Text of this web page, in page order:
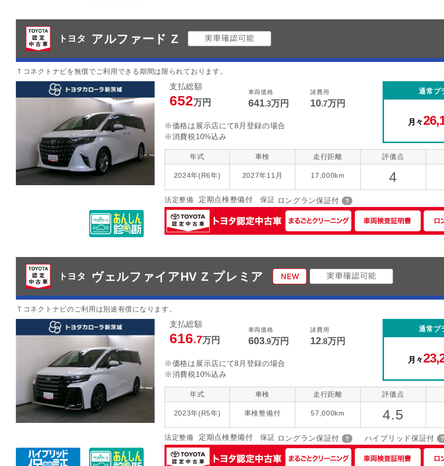
トヨタ アルファード Z
Ｔコネクトナビを無償でご利用できる期間は限られております。
支払総額
652万円
車両価格
641.3万円
諸費用
10.7万円
※価格は展示店にて8月登録の場合
※消費税10%込み
通常プ
月々
年式
2024年(R6年)
車検
2027年11月
走行距離
17,000km
評価点
4
法定整備 定期点検整備付 保証 ロングラン保証付
トヨタ ヴェルファイアHV Z プレミア
Ｔコネクトナビのご利用は別途有償になります。
支払総額
616.7万円
車両価格
603.9万円
諸費用
12.8万円
※価格は展示店にて8月登録の場合
※消費税10%込み
通常プ
月々
年式
2023年(R5年)
車検
車検整備付
走行距離
57,000km
評価点
4.5
法定整備 定期点検整備付 保証 ロングラン保証付 ハイブリッド保証付